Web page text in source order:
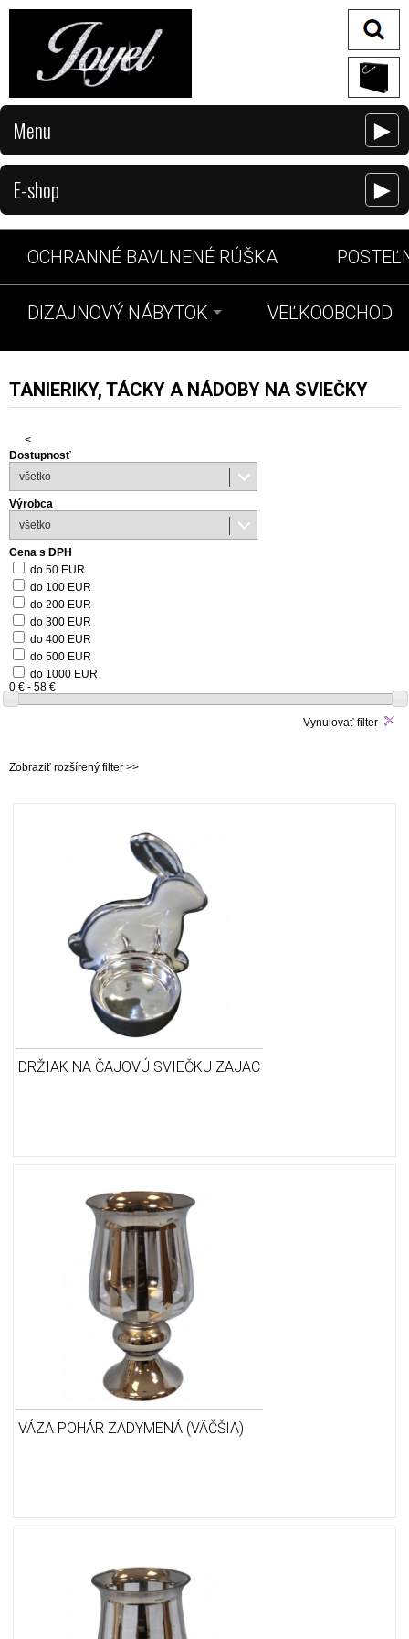
Menu ►
E-shop ►
OCHRANNÉ BAVLNENÉ RÚŠKA
DIZAJNOVÝ NÁBYTOK VEĽKOOBCHOD
TANIERIKY, TÁCKY A NÁDOBY NA SVIEČKY
<
Dostupnosť
všetko
Výrobca
všetko
Cena s DPH
do 50 EUR
do 100 EUR
do 200 EUR
do 300 EUR
do 400 EUR
do 500 EUR
do 1000 EUR
0 € - 58 €
Vynulovať filter
Zobraziť rozšírený filter >>
DRŽIAK NA ČAJOVÚ SVIEČKU ZAJAC
VÁZA POHÁR ZADYMENÁ (VÄČŠIA)